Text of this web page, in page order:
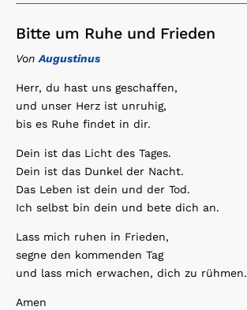
Bitte um Ruhe und Frieden
Von Augustinus
Herr, du hast uns geschaffen,
und unser Herz ist unruhig,
bis es Ruhe findet in dir.
Dein ist das Licht des Tages.
Dein ist das Dunkel der Nacht.
Das Leben ist dein und der Tod.
Ich selbst bin dein und bete dich an.
Lass mich ruhen in Frieden,
segne den kommenden Tag
und lass mich erwachen, dich zu rühmen.
Amen